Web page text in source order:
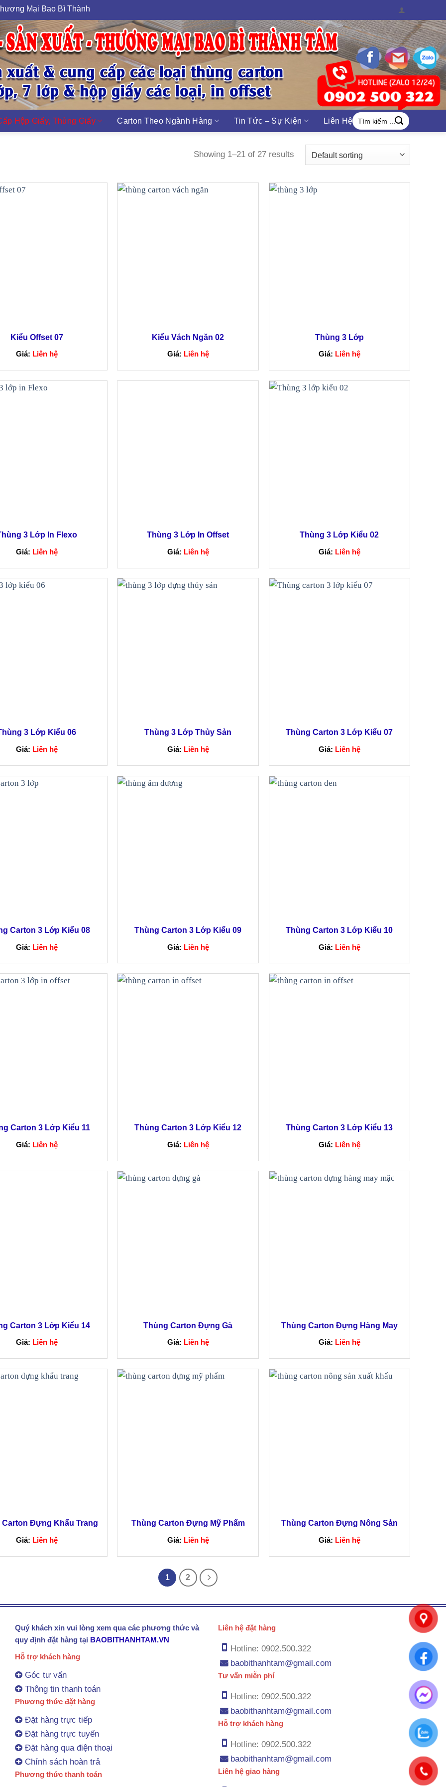
Bao Bì Thành Tâm - MST 0313489420
Hộp Giấy, Thùng Giấy Carton Theo Ngành Hàng Tin Tức – Sự Kiện Liên Hệ
Search
for:
Showing 1–21 of 27 results
Kiểu Offset 07
Giá: Liên hệ
Kiểu Vách Ngăn 02
Giá: Liên hệ
Thùng 3 Lớp
Giá: Liên hệ
3 Lớp In Flexo
Giá: Liên hệ
Thùng 3 Lớp In Offset
Giá: Liên hệ
Thùng 3 Lớp Kiểu 02
Giá: Liên hệ
3 Lớp Kiểu 06
Giá: Liên hệ
Thùng 3 Lớp Thủy Sản
Giá: Liên hệ
Thùng Carton 3 Lớp Kiểu 07
Giá: Liên hệ
Carton 3 Lớp Kiểu 08
Giá: Liên hệ
Thùng Carton 3 Lớp Kiểu 09
Giá: Liên hệ
Thùng Carton 3 Lớp Kiểu 10
Giá: Liên hệ
Carton 3 Lớp Kiểu 11
Giá: Liên hệ
Thùng Carton 3 Lớp Kiểu 12
Giá: Liên hệ
Thùng Carton 3 Lớp Kiểu 13
Giá: Liên hệ
Carton 3 Lớp Kiểu 14
Giá: Liên hệ
Thùng Carton Đựng Gà
Giá: Liên hệ
Thùng Carton Đựng Hàng May
Mặc
Giá: Liên hệ
Carton Đựng Khẩu Trang
Giá: Liên hệ
Thùng Carton Đựng Mỹ Phẩm
Giá: Liên hệ
Thùng Carton Đựng Nông Sản
Xuất Khẩu
Giá: Liên hệ
1 2
Quý khách xin vui lòng xem qua các phương thức và
quy định đặt hàng tại BAOBITHANHTAM.VN
Hỗ trợ khách hàng
Góc tư vấn
Thông tin thanh toán
Phương thức đặt hàng
Đặt hàng trực tiếp
Đặt hàng trực tuyến
Đặt hàng qua điện thoại
Chính sách hoàn trả
Phương thức thanh toán
Liên hệ đặt hàng
Hotline: 0902.500.322
baobithanhtam@gmail.com
Tư vấn miễn phí
Hotline: 0902.500.322
baobithanhtam@gmail.com
Hỗ trợ khách hàng
Hotline: 0902.500.322
baobithanhtam@gmail.com
Liên hệ giao hàng